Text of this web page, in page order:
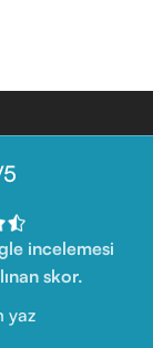
incelemesi
skor.
yaz